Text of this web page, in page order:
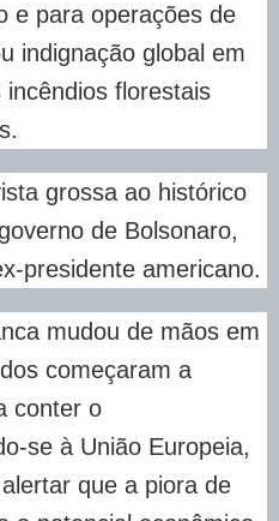
e para operações de
indignação global em
florestais
grossa ao histórico
de Bolsonaro,
presidente americano.
mudou de mãos em
começaram a
conter o
se à União Europeia,
que a piora de